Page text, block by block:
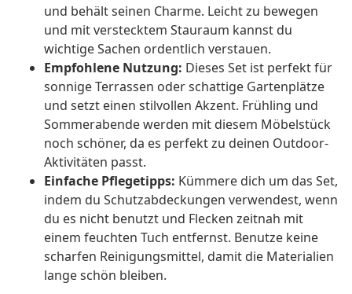
und behält seinen Charme. Leicht zu bewegen
und mit verstecktem Stauraum kannst du
wichtige Sachen ordentlich verstauen.
Empfohlene Nutzung: Dieses Set ist perfekt für
sonnige Terrassen oder schattige Gartenplätze
und setzt einen stilvollen Akzent. Frühling und
Sommerabende werden mit diesem Möbelstück
noch schöner, da es perfekt zu deinen Outdoor-
Aktivitäten passt.
Einfache Pflegetipps: Kümmere dich um das Set,
indem du Schutzabdeckungen verwendest, wenn
du es nicht benutzt und Flecken zeitnah mit
einem feuchten Tuch entfernst. Benutze keine
scharfen Reinigungsmittel, damit die Materialien
lange schön bleiben.